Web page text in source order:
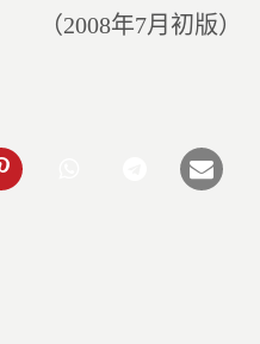
（2008年7月初版）